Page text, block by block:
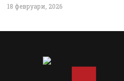
18 февруари, 2026